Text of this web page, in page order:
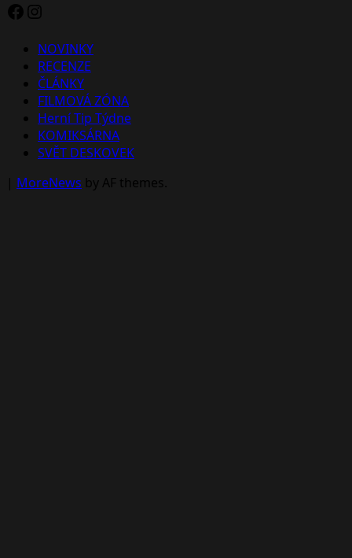
Facebook
Instagram
NOVINKY
RECENZE
ČLÁNKY
FILMOVÁ ZÓNA
Herní Tip Týdne
KOMIKSÁRNA
SVĚT DESKOVEK
| MoreNews by AF themes.